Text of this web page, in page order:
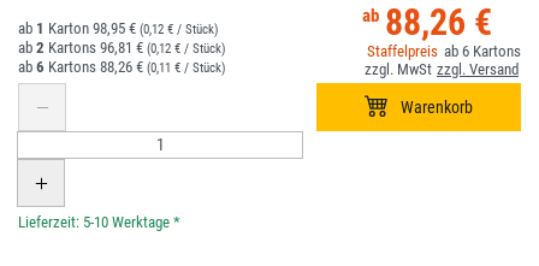
88,26 €
6
1 98,95 € (0,12 € / Stück)
2 96,81 € (0,12 € / Stück)
6 88,26 € (0,11 € / Stück)
*